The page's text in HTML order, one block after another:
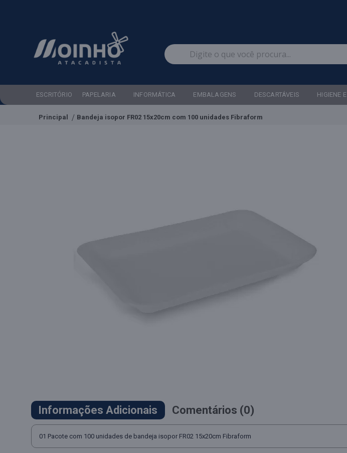
ESCRITÓRIO PAPELARIA INFORMÁTICA EMBALAGENS DESCARTÁVEIS HIGIENE
Principal Bandeja isopor FR02 15x20cm com 100 unidades Fibraform
Informações Adicionais Comentários (0)
01 Pacote com 100 unidades de bandeja isopor FR02 15x20cm Fibraform